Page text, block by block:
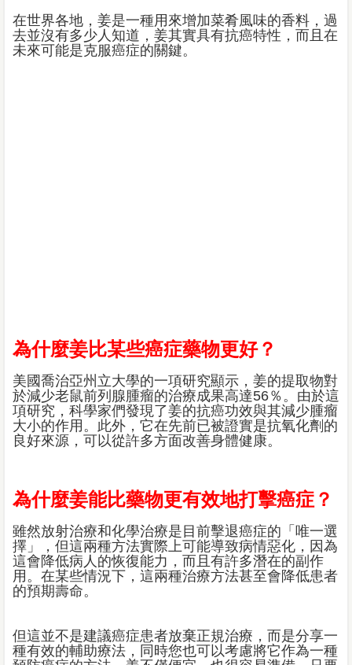
在世界各地，姜是一種用來增加菜肴風味的香料，過
去並沒有多少人知道，姜其實具有抗癌特性，而且在
未來可能是克服癌症的關鍵。
為什麼姜比某些癌症藥物更好？
美國喬治亞州立大學的一項研究顯示，姜的提取物對
於減少老鼠前列腺腫瘤的治療成果高達56％。由於這
項研究，科學家們發現了姜的抗癌功效與其減少腫瘤
大小的作用。此外，它在先前已被證實是抗氧化劑的
良好來源，可以從許多方面改善身體健康。
為什麼姜能比藥物更有效地打擊癌症？
雖然放射治療和化學治療是目前擊退癌症的「唯一選
擇」，但這兩種方法實際上可能導致病情惡化，因為
這會降低病人的恢復能力，而且有許多潛在的副作
用。在某些情況下，這兩種治療方法甚至會降低患者
的預期壽命。
但這並不是建議癌症患者放棄正規治療，而是分享一
種有效的輔助療法，同時您也可以考慮將它作為一種